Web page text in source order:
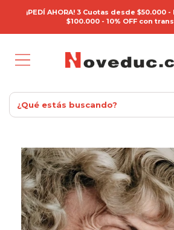
¡PEDÍ AHORA! 3 Cuotas desde
$100.000 - 10% OFF con